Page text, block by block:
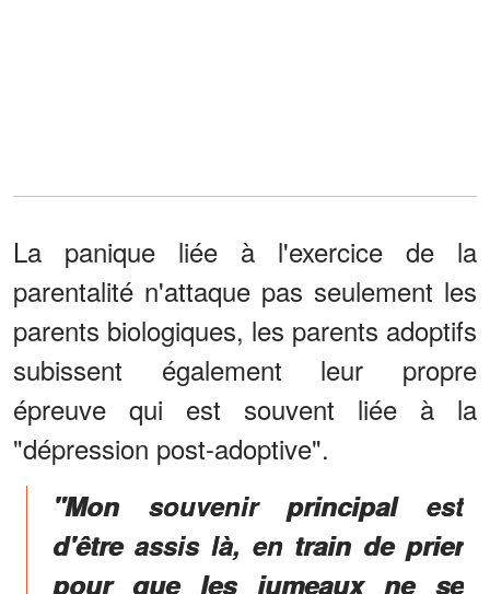
La panique liée à l'exercice de la
parentalité n'attaque pas seulement les
parents biologiques, les parents adoptifs
subissent également leur propre
épreuve qui est souvent liée à la
"dépression post-adoptive".
"Mon souvenir principal est
d'être assis là, en train de prier
pour que les jumeaux ne se